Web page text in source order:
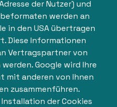
der Nutzer) und
werden an
in den USA übertragen
Diese Informationen
Vertragspartner von
Google wird Ihre
mit anderen von Ihnen
zusammenführen.
der Cookies